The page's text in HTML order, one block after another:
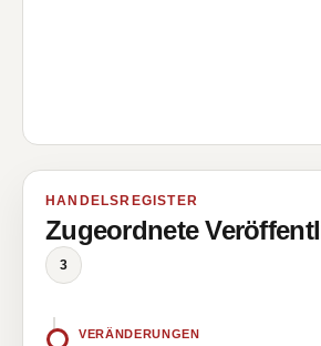
HANDELSREGISTER
Zugeordnete
3
VERÄNDERUNGEN